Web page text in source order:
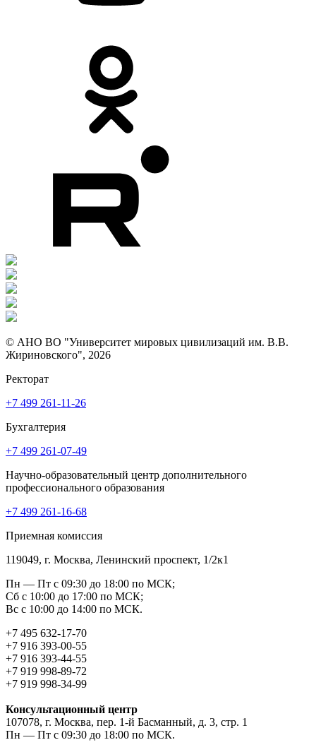
© АНО ВО "Университет мировых цивилизаций им. В.В.
Жириновского", 2026
Ректорат
+7 499 261-11-26
Бухгалтерия
+7 499 261-07-49
Научно-образовательный центр дополнительного
профессионального образования
+7 499 261-16-68
Приемная комиссия
119049, г. Москва, Ленинский проспект, 1/2к1
Пн — Пт с 09:30 до 18:00 по МСК;
Сб с 10:00 до 17:00 по МСК;
Вс с 10:00 до 14:00 по МСК.
+7 495 632-17-70
+7 916 393-00-55
+7 916 393-44-55
+7 919 998-89-72
+7 919 998-34-99
Консультационный центр
107078, г. Москва, пер. 1-й Басманный, д. 3, стр. 1
Пн — Пт с 09:30 до 18:00 по МСК.